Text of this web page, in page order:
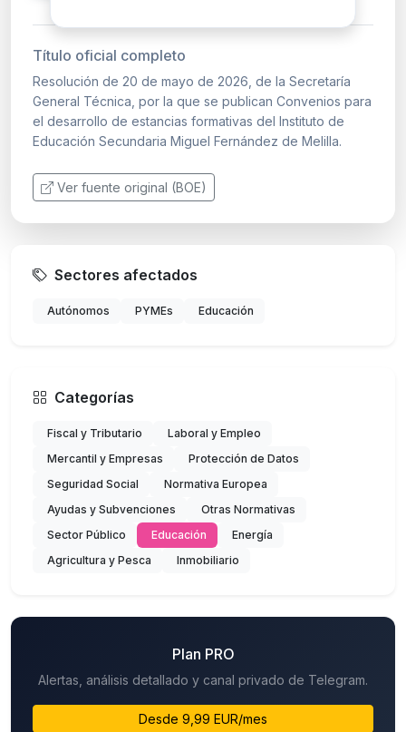
Título oficial completo
Resolución de 20 de mayo de 2026, de la Secretaría
General Técnica, por la que se publican Convenios para
el desarrollo de estancias formativas del Instituto de
Educación Secundaria Miguel Fernández de Melilla.
Ver fuente original (BOE)
Sectores afectados
Autónomos PYMEs Educación
Categorías
Fiscal y Tributario
Laboral y Empleo
Mercantil y Empresas
Protección de Datos
Seguridad Social
Normativa Europea
Ayudas y Subvenciones
Otras Normativas
Sector Público
Educación
Energía
Agricultura y Pesca
Inmobiliario
Plan PRO
Alertas, análisis detallado y canal privado de Telegram.
Desde 9,99 EUR/mes